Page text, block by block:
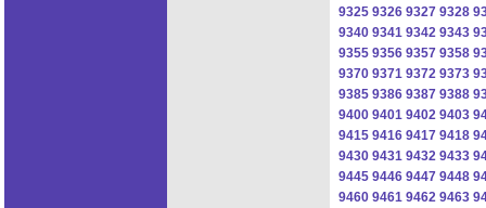
9325 9326 9327 9328
9340 9341 9342 9343
9355 9356 9357 9358
9370 9371 9372 9373
9385 9386 9387 9388
9400 9401 9402 9403
9415 9416 9417 9418
9430 9431 9432 9433
9445 9446 9447 9448
9460 9461 9462 9463